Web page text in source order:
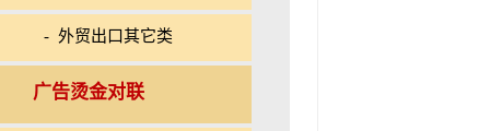
- 外贸出口其它类
广告烫金对联